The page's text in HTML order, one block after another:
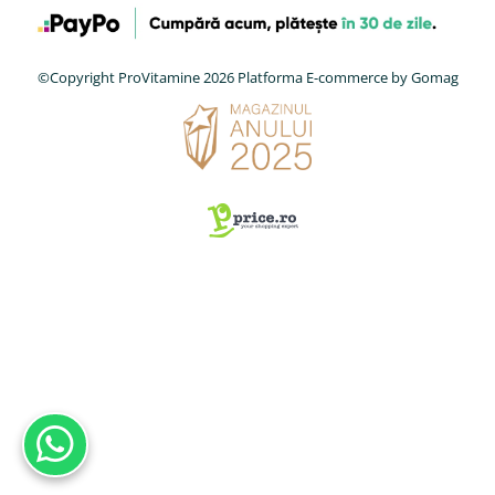
©Copyright ProVitamine 2026 Platforma E-commerce by Gomag